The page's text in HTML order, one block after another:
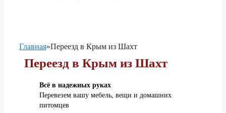
Главная»Переезд в Крым из Шахт
Переезд в Крым из Шахт
Всё в надежных руках
Перевезем вашу мебель, вещи и домашних
питомцев